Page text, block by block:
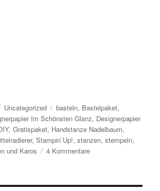
Kategorien
Uncategorized Schlagwörter
basteln, Bastelpaket,
Im Schönsten Glanz, Designerpapier
,Gratispaket, Handstanze Nadelbaum,
,Stampin`Up!,stanzen,stempeln,
und Karos
4 Kommentare
mit